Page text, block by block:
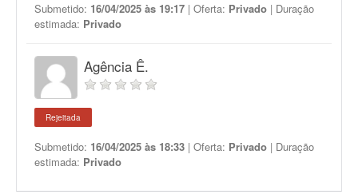
Submetido: 16/04/2025 às 19:17 | Oferta: Privado | Duração
estimada: Privado
Agência Ê.
Rejeitada
Submetido: 16/04/2025 às 18:33 | Oferta: Privado | Duração
estimada: Privado